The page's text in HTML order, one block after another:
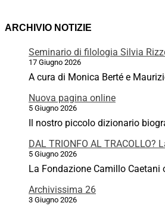
ARCHIVIO NOTIZIE
Seminario di filologia Silvia
17 Giugno 2026
A cura di Monica Berté e
Nuova pagina online
5 Giugno 2026
Il nostro piccolo dizionario
DAL TRIONFO AL
5 Giugno 2026
La Fondazione Camillo
Archivissima 26
3 Giugno 2026